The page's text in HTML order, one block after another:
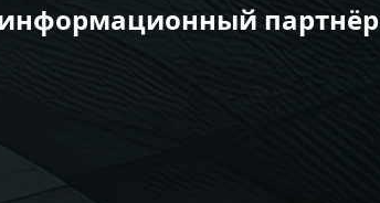
информационный партнёр